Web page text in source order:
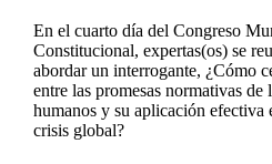
En el cuarto día del Congreso
Constitucional, expertas(os) se
abordar un interrogante, ¿Cómo
entre las promesas normativas de
humanos y su aplicación efectiva
crisis global?